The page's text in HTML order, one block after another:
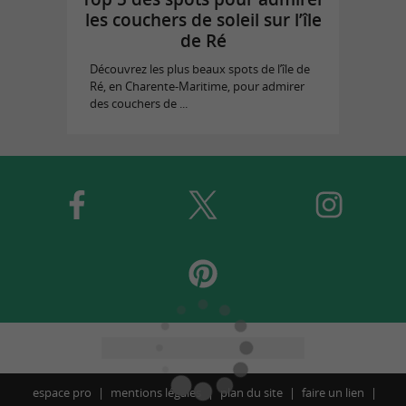
les couchers de soleil sur l’île
de Ré
Découvrez les plus beaux spots de l’île de
Ré, en Charente-Maritime, pour admirer
des couchers de ...
espace pro mentions légales plan du site faire un lien